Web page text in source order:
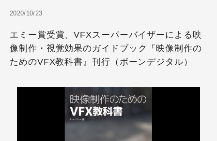
2020/10/23
エミー賞受賞、VFXスーパーバイザーによる映
像制作・視覚効果のガイドブック『映像制作の
ためのVFX教科書』刊行（ボーンデジタル）